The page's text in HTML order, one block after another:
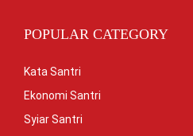
POPULAR CATEGORY
Kata Santri
Ekonomi Santri
Syiar Santri